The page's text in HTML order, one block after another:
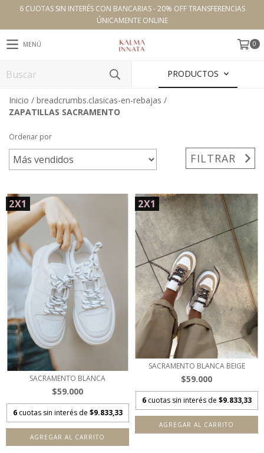
6 CUOTAS SIN INTERÉS CON BANCARIAS - 20% OFF TRANSFERENCIAS
ÚNICAMENTE ONLINE
MENÚ 0
PRODUCTOS
Inicio / breadcrumbs.clasicas-en-rebajas /
ZAPATILLAS SACRAMENTO
Ordenar por
FILTRAR
2X1
SACRAMENTO BLANCA
$59.000
6 cuotas sin interés de $9.833,33
AGREGAR AL CARRITO
2X1
SACRAMENTO BLANCA BEIGE
$59.000
6 cuotas sin interés de $9.833,33
AGREGAR AL CARRITO